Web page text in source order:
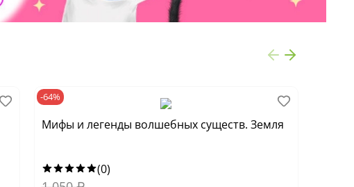
-64%
Мифы и легенды волшебных существ. Земля
(0)